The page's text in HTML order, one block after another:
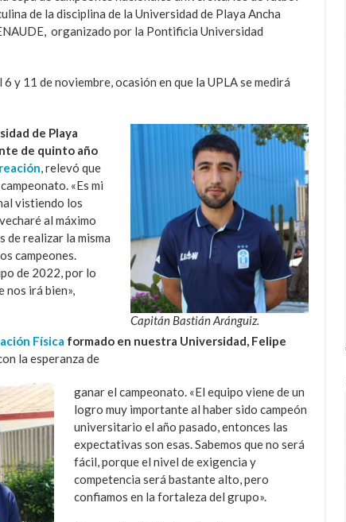
de la disciplina de la Universidad de Playa Ancha
organizado por la Pontificia Universidad
y 11 de noviembre, ocasión en que la UPLA se medirá
Capitán Bastián Aránguiz.
de Playa
de quinto año
, relevó que
«Es mi
vistiendo los
al máximo
de realizar la misma
campeones.
de 2022, por lo
nos irá bien»,
Física formado en nuestra Universidad, Felipe
la esperanza de
ganar el campeonato. «El equipo viene de un
logro muy importante al haber sido campeón
universitario el año pasado, entonces las
expectativas son esas. Sabemos que no será
fácil, porque el nivel de exigencia y
competencia será bastante alto, pero
confiamos en la fortaleza del grupo».